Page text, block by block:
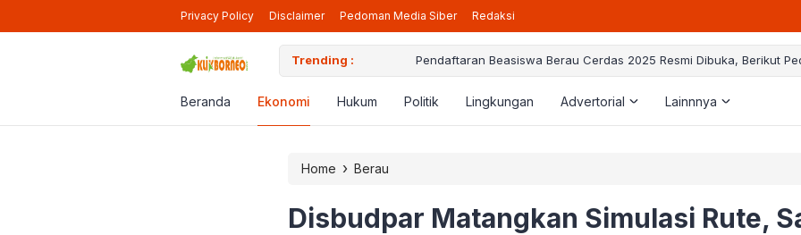
Privacy Policy Disclaimer Pedoman Media Siber Redaksi
Trending : Pendaftaran Beasiswa Berau Cerdas 2025 Resmi Dibuka, Berikut Pedoman
Beranda Ekonomi Hukum Politik Lingkungan Advertorial Lainnnya
Home › Berau
Disbudpar Matangkan Simulasi Rute,